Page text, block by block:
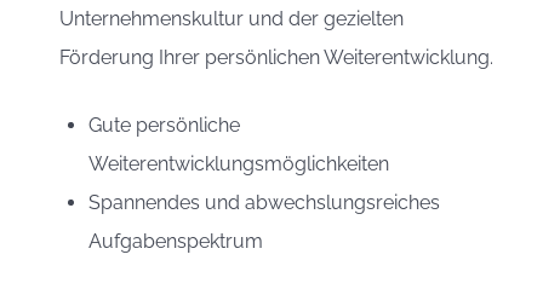
Unternehmenskultur und der gezielten
Förderung Ihrer persönlichen Weiterentwicklung.
Gute persönliche
Weiterentwicklungsmöglichkeiten
Spannendes und abwechslungsreiches
Aufgabenspektrum